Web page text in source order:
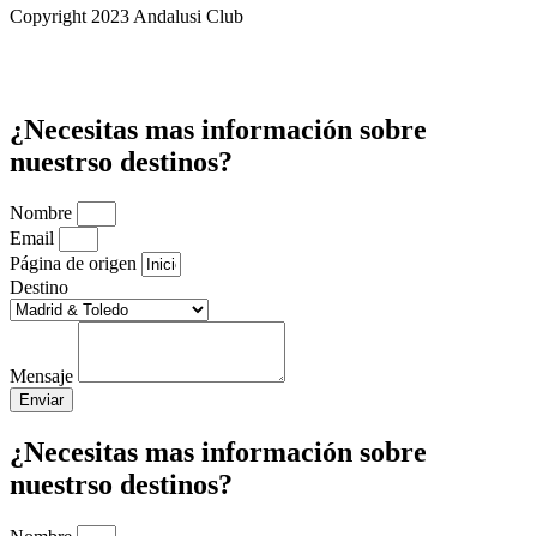
Copyright 2023 Andalusi Club
¿Necesitas mas información sobre
nuestrso destinos?
Nombre
Email
Página de origen
Destino
Mensaje
Enviar
¿Necesitas mas información sobre
nuestrso destinos?